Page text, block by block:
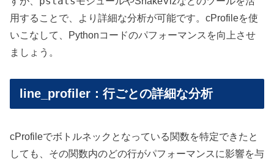
用することで、より詳細な分析が可能です。cProfileを使
いこなして、Pythonコードのパフォーマンスを向上させ
ましょう。
line_profiler：行ごとの詳細な分析
cProfileでボトルネックとなっている関数を特定できたと
しても、その関数内のどの行がパフォーマンスに影響を与